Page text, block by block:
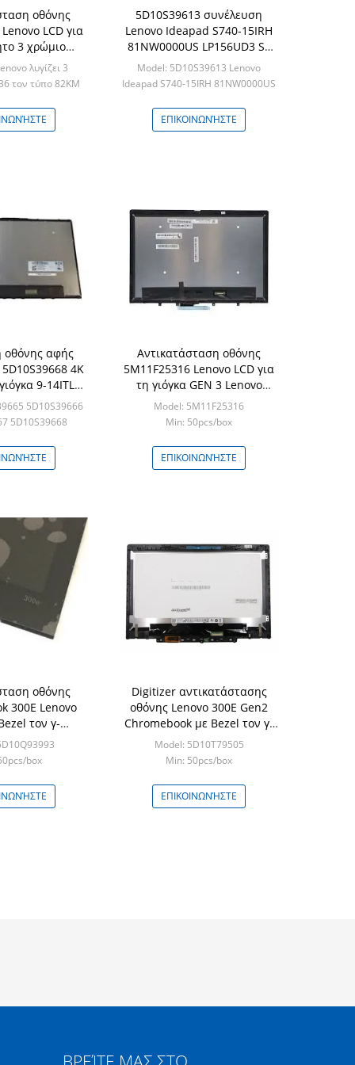
οθόνης
LCD για
3 χρώμιο
11,6 ίντσα
λυγίζει 3
τον τύπο 82KM
box
5D10S39613 συνέλευση
Lenovo Ideapad S740-15IRH
81NW0000US LP156UD3 SP
E1 οθόνης LCD
Model: 5D10S39613 Lenovo
Ideapad S740-15IRH 81NW0000US
ΕΠΙΚΟΙΝΩΝΉΣΤΕ
οθόνης αφής
4K
9-14ITL5
5D10S39666
5D10S39668
Αντικατάσταση οθόνης
5M11F25316 Lenovo LCD για
τη γιόγκα GEN 3 Lenovo
ThinkPad L13
Model: 5M11F25316
Min: 50pcs/box
ΕΠΙΚΟΙΝΩΝΉΣΤΕ
οθόνης
300E Lenovo
τον γ-
5D10Q93993
box
Digitizer αντικατάστασης
οθόνης Lenovo 300E Gen2
Chromebook με Bezel τον γ-
αισθητήρα 5D10T79505
Model: 5D10T79505
Min: 50pcs/box
ΕΠΙΚΟΙΝΩΝΉΣΤΕ